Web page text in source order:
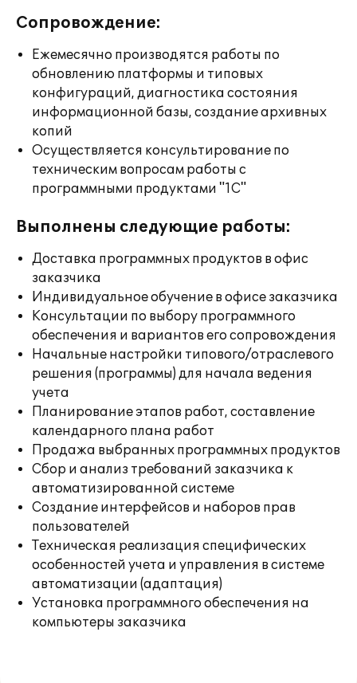
Сопровождение:
Ежемесячно производятся работы по
обновлению платформы и типовых
конфигураций, диагностика состояния
информационной базы, создание архивных
копий
Осуществляется консультирование по
техническим вопросам работы с
программными продуктами "1С"
Выполнены следующие работы:
Доставка программных продуктов в офис
заказчика
Индивидуальное обучение в офисе заказчика
Консультации по выбору программного
обеспечения и вариантов его сопровождения
Начальные настройки типового/отраслевого
решения (программы) для начала ведения
учета
Планирование этапов работ, составление
календарного плана работ
Продажа выбранных программных продуктов
Сбор и анализ требований заказчика к
автоматизированной системе
Создание интерфейсов и наборов прав
пользователей
Техническая реализация специфических
особенностей учета и управления в системе
автоматизации (адаптация)
Установка программного обеспечения на
компьютеры заказчика